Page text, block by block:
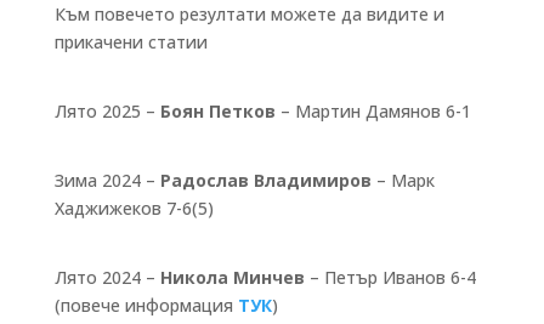
Към повечето резултати можете да видите и
прикачени статии
Лято 2025 – Боян Петков – Мартин Дамянов 6-1
Зима 2024 – Радослав Владимиров – Марк
Хаджижеков 7-6(5)
Лято 2024 – Никола Минчев – Петър Иванов 6-4
(повече информация ТУК)